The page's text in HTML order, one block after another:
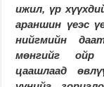
ижил, үр
араншин үеэс
нийгмийн
мөнгийг ойр
цаашлаад